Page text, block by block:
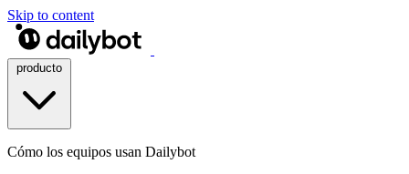
Skip to content
Cómo los equipos usan Dailybot